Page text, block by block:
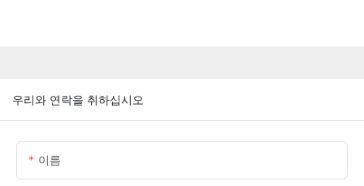
우리와 연락을 취하십시오
이름